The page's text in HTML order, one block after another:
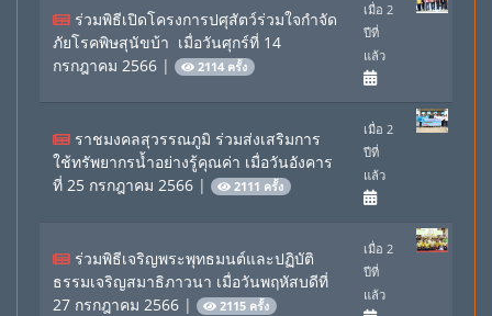
ร่วมพิธีเปิดโครงการปศุสัตว์ร่วมใจกำจัด
ภัยโรคพิษสุนัขบ้า เมื่อวันศุกร์ที่ 14
กรกฎาคม 2566 | 2114 ครั้ง
เมื่อ 2
ปีที่
แล้ว
ราชมงคลสุวรรณภูมิ ร่วมส่งเสริมการ
ใช้ทรัพยากรน้ำอย่างรู้คุณค่า เมื่อวันอังคาร
ที่ 25 กรกฎาคม 2566 | 2111 ครั้ง
เมื่อ 2
ปีที่
แล้ว
ร่วมพิธีเจริญพระพุทธมนต์และปฏิบัติ
ธรรมเจริญสมาธิภาวนา เมื่อวันพฤหัสบดีที่
27 กรกฎาคม 2566 | 2115 ครั้ง
เมื่อ 2
ปีที่
แล้ว